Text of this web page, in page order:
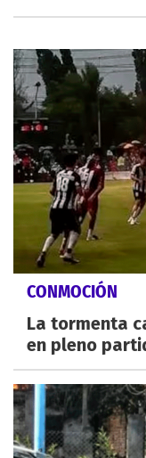
CONMOCIÓN
La tormenta
en pleno